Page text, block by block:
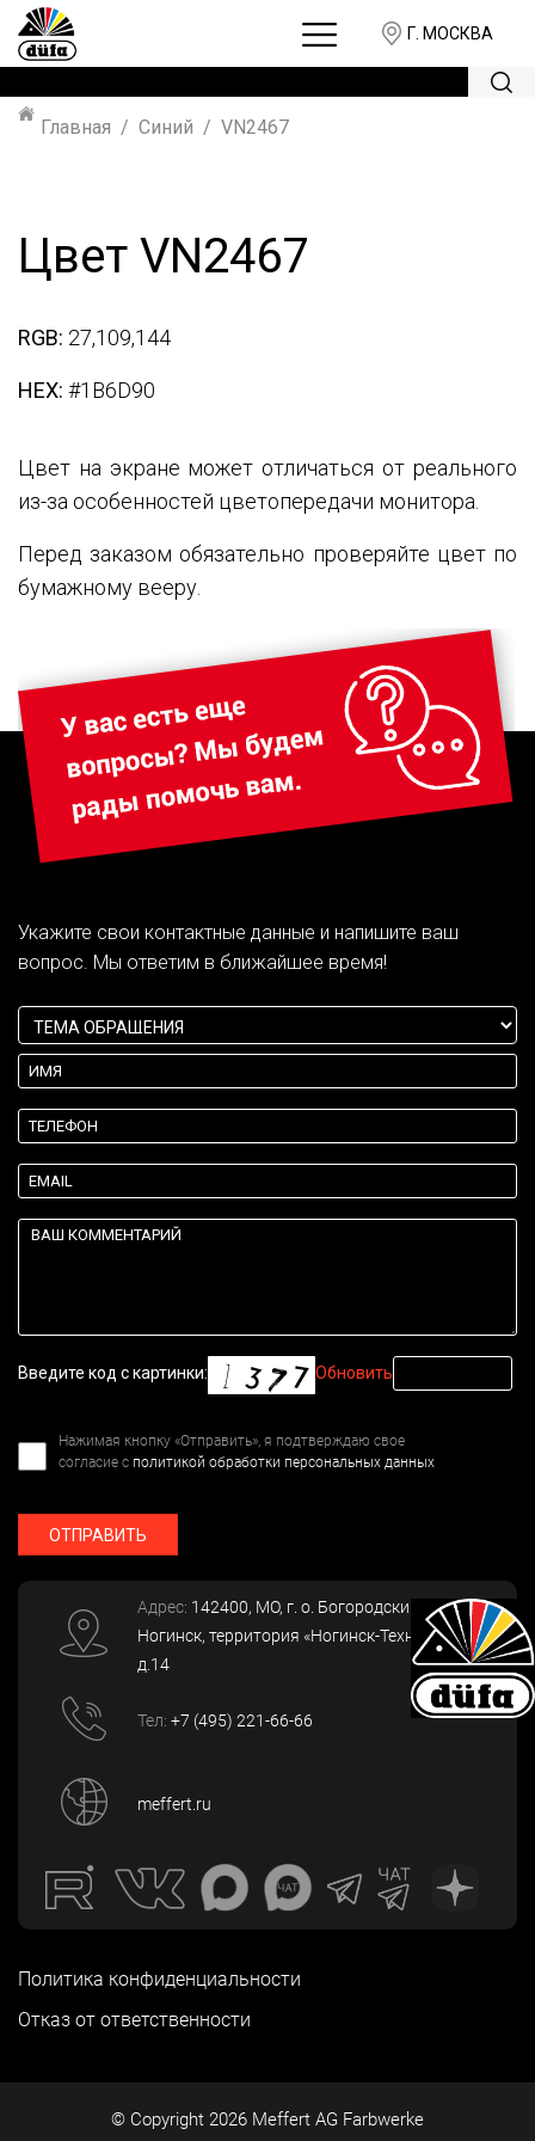
Г. МОСКВА
Главная Синий VN2467
Цвет VN2467
RGB: 27,109,144
HEX: #1B6D90
Цвет на экране может отличаться от реального
из-за особенностей цветопередачи монитора.
Перед заказом обязательно проверяйте цвет по
бумажному вееру.
Укажите свои контактные данные и напишите ваш
вопрос. Мы ответим в ближайшее время!
Введите код с картинки: Обновить
Нажимая кнопку «Отправить», я подтверждаю свое
согласие с политикой обработки персональных данных
ОТПРАВИТЬ
Адрес: 142400, МО, г. о. Богородский, г.
Ногинск, территория «Ногинск-Технопарк»,
д.14
Тел: +7 (495) 221-66-66
meffert.ru
Политика конфиденциальности
Отказ от ответственности
© Copyright 2026 Meffert AG Farbwerke